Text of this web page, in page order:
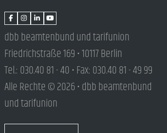
dbb beamtenbund und tarifunion
Friedrichstraße 169 • 10117 Berlin
Tel.: 030.40 81 - 40 • Fax: 030.40 81 - 49 99
Alle Rechte © 2026 • dbb beamtenbund
und tarifunion